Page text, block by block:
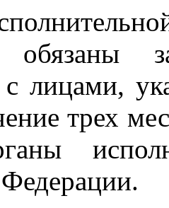
с лицами,
трех